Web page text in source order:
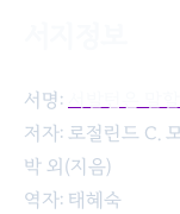
서명:
저자: 로절린드 C.
박 외(지음)
역자: 태혜숙